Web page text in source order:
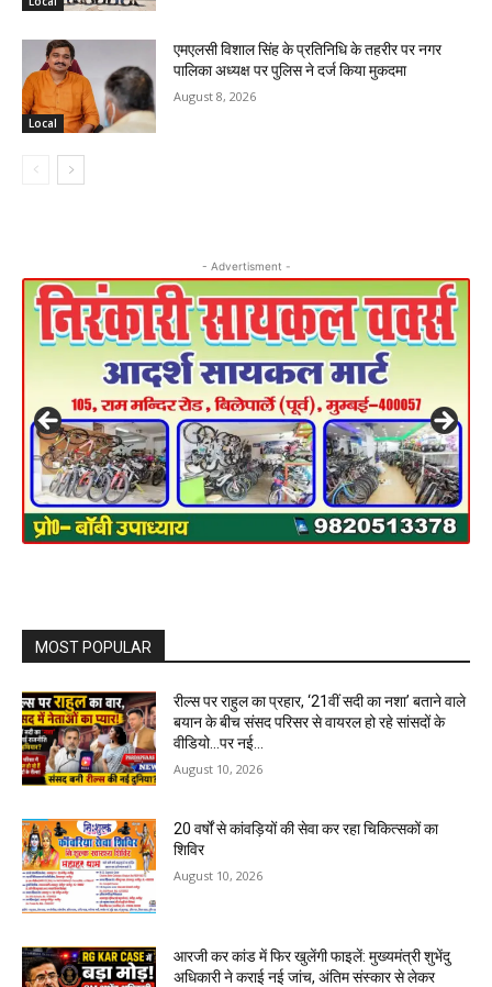
Local
एमएलसी विशाल सिंह के प्रतिनिधि के तहरीर पर नगर
पालिका अध्यक्ष पर पुलिस ने दर्ज किया मुकदमा
August 8, 2026
- Advertisment -
MOST POPULAR
रील्स पर राहुल का प्रहार, ‘21वीं सदी का नशा’ बताने वाले
बयान के बीच संसद परिसर से वायरल हो रहे सांसदों के
वीडियो…पर नई...
August 10, 2026
20 वर्षों से कांवड़ियों की सेवा कर रहा चिकित्सकों का
शिविर
August 10, 2026
आरजी कर कांड में फिर खुलेंगी फाइलें: मुख्यमंत्री शुभेंदु
अधिकारी ने कराई नई जांच, अंतिम संस्कार से लेकर